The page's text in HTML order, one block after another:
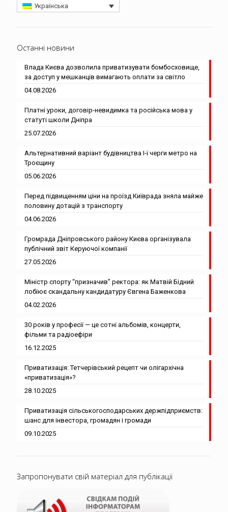
Українська
Останні новини
Влада Києва дозволила приватизувати бомбосховище,
за доступ у мешканців вимагають оплати за світло
04.08.2026
Платні уроки, договір-невидимка та російська мова у
статуті школи Дніпра
25.07.2026
Альтернативний варіант будівництва І-ї черги метро на
Троєщину
05.06.2026
Перед підвищенням ціни на проїзд Київрада зняла майже
половину дотацій з транспорту
04.06.2026
Громрада Дніпровського району Києва організувала
публічний звіт Керуючої компанії
27.05.2026
Міністр спорту “призначив” ректора: як Матвій Бідний
лобіює скандальну кандидатуру Євгена Баженкова
04.02.2026
30 років у професії — це сотні альбомів, концерти,
фільми та радіоефіри
16.12.2025
Приватизація: Тетчерівський рецепт чи олігархічна
«приватизація»?
28.10.2025
Приватизація сільськогосподарських держпідприємств:
шанс для інвестора, громадян і громади
09.10.2025
Запропонувати свій матеріал для публікації